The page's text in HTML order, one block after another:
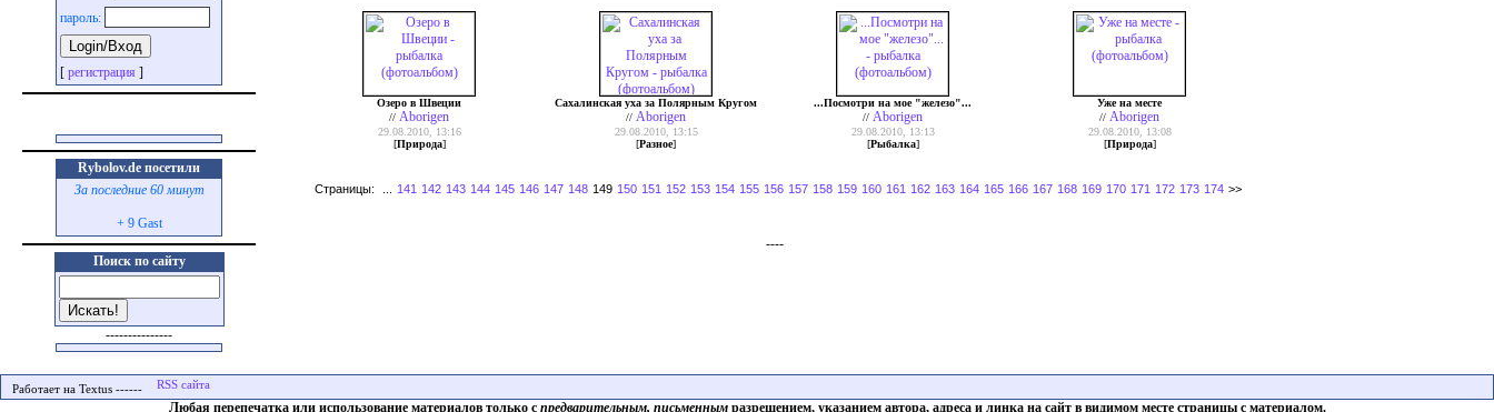
пароль:
[ регистрация ]
Rybolov.de посетили
За последние 60 минут
+ 9 Gast
Поиск по сайту
---------------
Озеро в Швеции
// Aborigen
29.08.2010, 13:16
[Природа]
Сахалинская уха за Полярным Кругом
// Aborigen
29.08.2010, 13:15
[Разное]
...Посмотри на мое "железо"...
// Aborigen
29.08.2010, 13:13
[Рыбалка]
Уже на месте
// Aborigen
29.08.2010, 13:08
[Природа]
Страницы: 141 142 143 144 145 146 147 148 149 150 151 152 153 154 155 156 157 158 159 160 161 162 163 164 165 166 167 168 169 170 171 172 173 174 >>
----
Работает на Textus ------
Любая перепечатка или использование материалов только с предварительным, письменнымразрешением, указанием автора, адреса и линка на сайт в видимом месте страницы с материалом.